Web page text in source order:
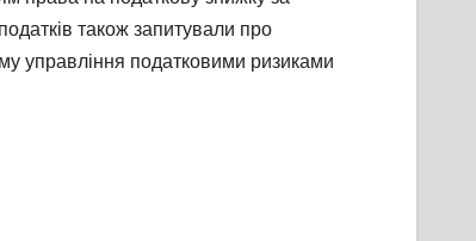
також запитували про
управління податковими ризиками